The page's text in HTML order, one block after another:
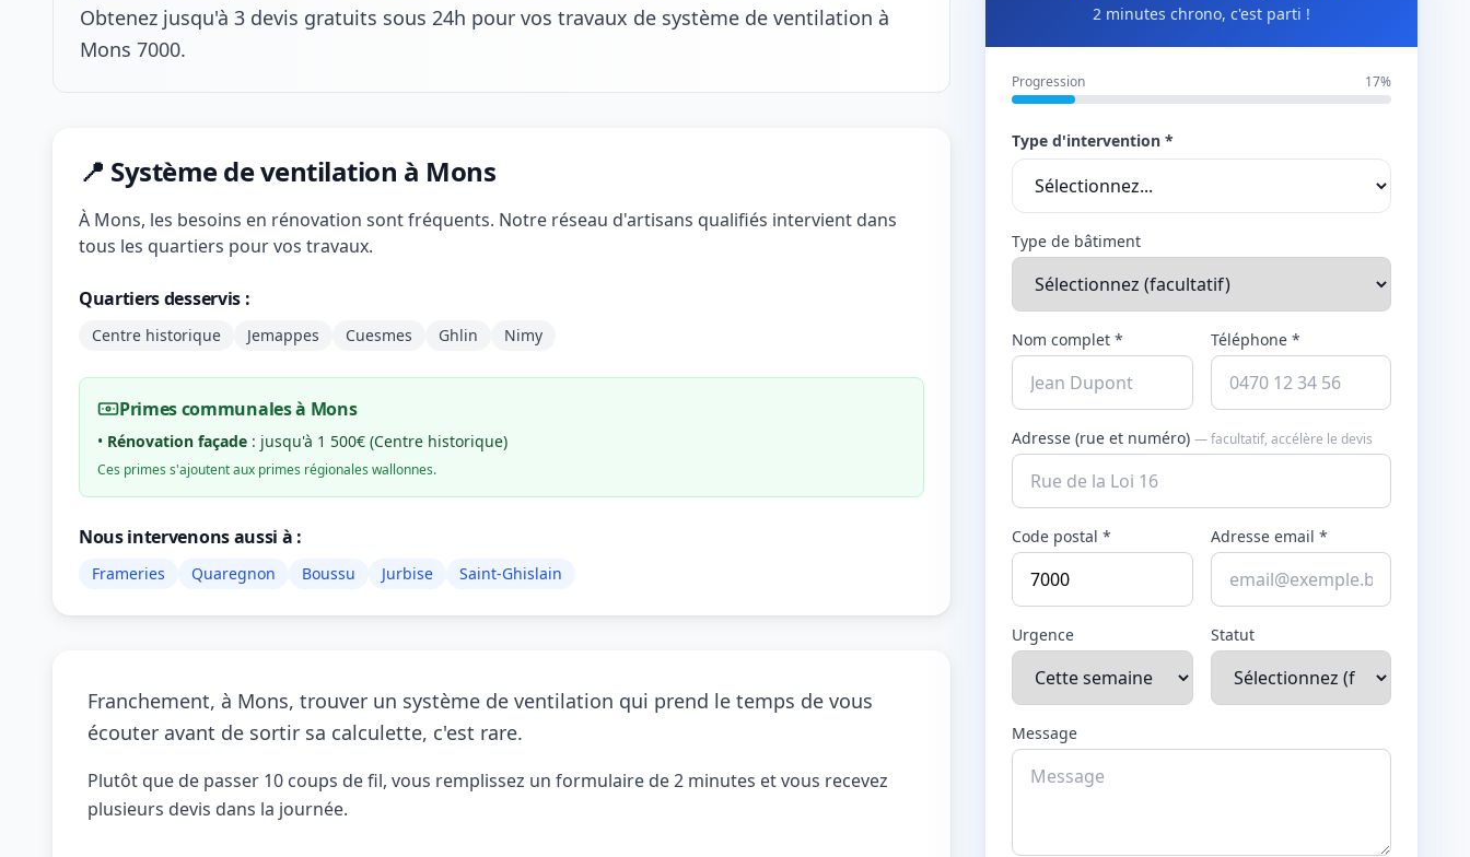
Obtenez jusqu'à 3 devis gratuits sous 24h pour vos travaux de système de ventilation à
Mons 7000.
📍 Système de ventilation à Mons
À Mons, les besoins en rénovation sont fréquents. Notre réseau d'artisans qualifiés intervient dans
tous les quartiers pour vos travaux.
Quartiers desservis :
Centre historique Jemappes Cuesmes Ghlin Nimy
Primes communales à Mons
• Rénovation façade : jusqu'à 1 500€ (Centre historique)
Ces primes s'ajoutent aux primes régionales wallonnes.
Nous intervenons aussi à :
Frameries Quaregnon Boussu Jurbise Saint-Ghislain
Franchement, à Mons, trouver un système de ventilation qui prend le temps de vous
écouter avant de sortir sa calculette, c'est rare.
Plutôt que de passer 10 coups de fil, vous remplissez un formulaire de 2 minutes et vous recevez
plusieurs devis dans la journée.
2 minutes chrono, c'est parti !
Progression 17%
Type d'intervention *
Type de bâtiment
Nom complet * Téléphone *
Adresse (rue et numéro)— facultatif, accélère le devis
Code postal * Adresse email *
Urgence Statut
Message